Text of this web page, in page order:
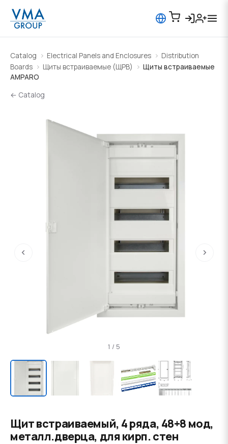
Catalog Electrical Panels and Enclosures
Distribution
Boards
Щиты встраиваемые (ЩРВ)
Щиты встраиваемые
AMPARO
← Catalog
‹ ›
1 / 5
Щит встраиваемый, 4 ряда, 48+8 мод,
металл.дверца, для кирп. стен